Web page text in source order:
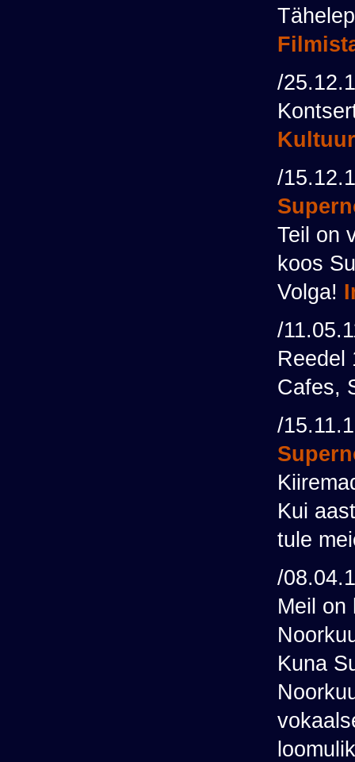
/
/
Teil on
koos
Volga!
/
Reedel
Cafes,
/
Kui
tule
/
Meil on
Kuna